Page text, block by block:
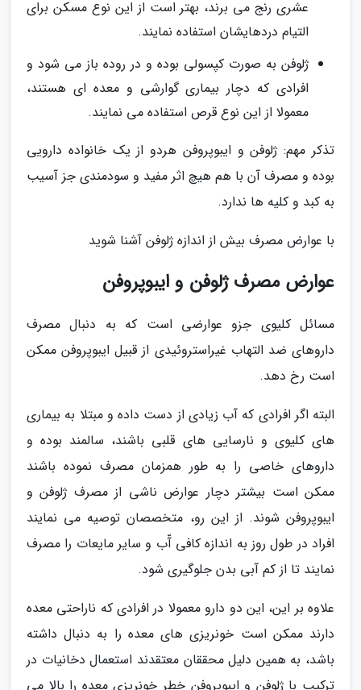
عشری رنج می برند، بهتر است از این نوع مسکن برای
التیام دردهایشان استفاده نمایند.
ژلوفن به صورت کپسولی بوده و در روده باز می شود و
افرادی که دچار بیماری گوارشی و معده ای هستند،
معمولا از این نوع قرص استفاده می نمایند.
تذکر مهم: ژلوفن و ایبوپروفن هردو از یک خانواده دارویی
بوده و مصرف آن با هم هیچ اثر مفید و سودمندی جز آسیب
به کبد و کلیه ها ندارد.
با عوارض مصرف بیش از اندازه ژلوفن آشنا شوید
عوارض مصرف ژلوفن و ایبوپروفن
مسائل کلیوی جزو عوارضی است که به دنبال مصرف
داروهای ضد التهاب غیراستروئیدی از قبیل ایبوپروفن ممکن
است رخ دهد.
البته اگر افرادی که آب زیادی از دست داده و مبتلا به بیماری
های کلیوی و نارسایی های قلبی باشند، سالمند بوده و
داروهای خاصی را به طور همزمان مصرف نموده باشند
ممکن است بیشتر دچار عوارض ناشی از مصرف ژلوفن و
ایبوپروفن شوند. از این رو، متخصصان توصیه می نمایند
افراد در طول روز به اندازه کافی آّب و سایر مایعات را مصرف
نمایند تا از کم آبی بدن جلوگیری شود.
علاوه بر این، این دو دارو معمولا در افرادی که ناراحتی معده
دارند ممکن است خونریزی های معده را به دنبال داشته
باشد، به همین دلیل محققان معتقدند استعمال دخانیات در
ترکیب با ژلوفن و ایبوپروفن خطر خونریزی معده را بالا می